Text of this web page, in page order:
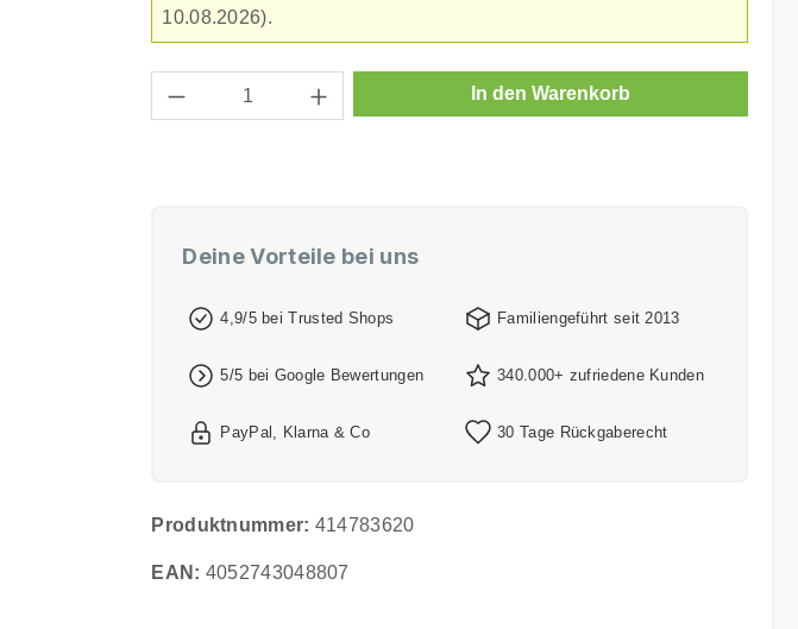
10.08.2026).
Produkt Anzahl: Gib den gewünschten Wert ein
In den Warenkorb
Deine Vorteile bei uns
4,9/5 bei Trusted Shops Familiengeführt seit 2013
5/5 bei Google Bewertungen 340.000+ zufriedene Kunden
PayPal, Klarna & Co 30 Tage Rückgaberecht
Produktnummer: 414783620
EAN: 4052743048807